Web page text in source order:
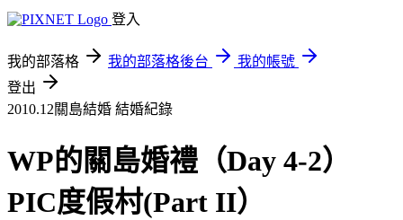
登入
我的部落格 我的部落格後台
我的帳號
登出
2010.12關島結婚 結婚紀錄
WP的關島婚禮（Day 4-2）
PIC度假村(Part II）